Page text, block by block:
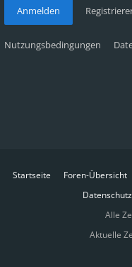
Anmelden
Nutzungsbedingungen
Startseite Foren-Übersicht
Datenschutz
Alle
Aktuelle